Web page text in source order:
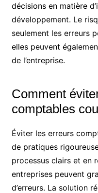
décisions en matière
développement. Le
seulement les erreurs
elles peuvent
de l’entreprise.
Comment
comptables
Éviter les erreurs
de pratiques
processus clairs et en
entreprises peuvent
d’erreurs. La solution